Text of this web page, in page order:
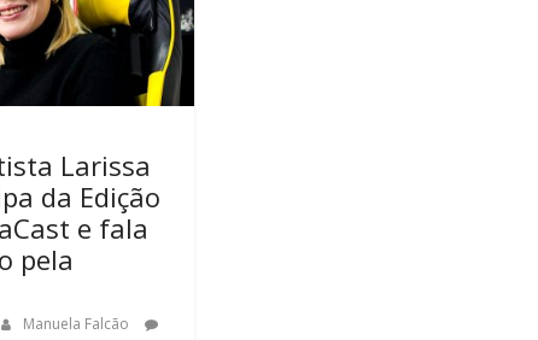
Larissa
da Edição
e fala
pela
Manuela Falcão